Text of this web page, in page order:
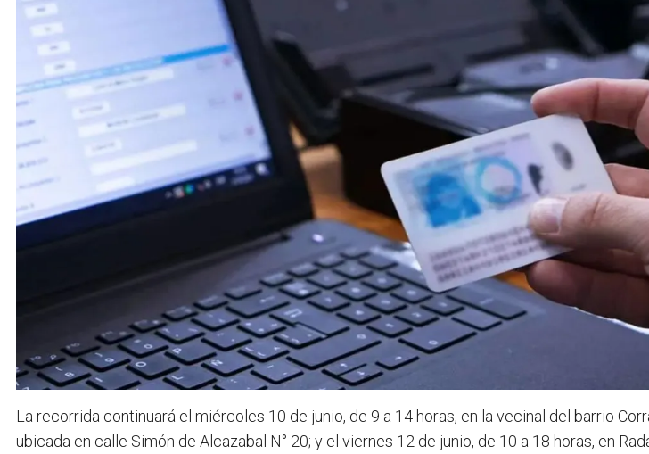
La recorrida continuará el miércoles 10 de junio, de 9 a 14 horas, en la vecinal del barrio
ubicada en calle Simón de Alcazabal N° 20; y el viernes 12 de junio, de 10 a 18 horas, en